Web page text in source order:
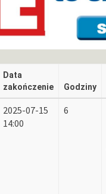
Data
zakończenie
Godziny
2025-07-15
14:00
6